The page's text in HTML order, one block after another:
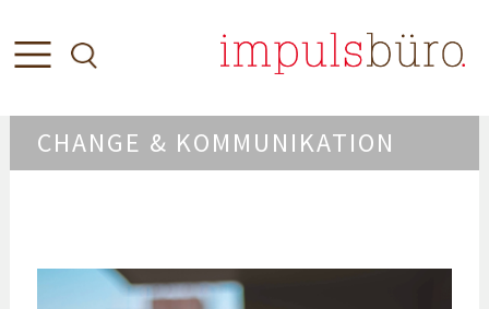
CHANGE & KOMMUNIKATION